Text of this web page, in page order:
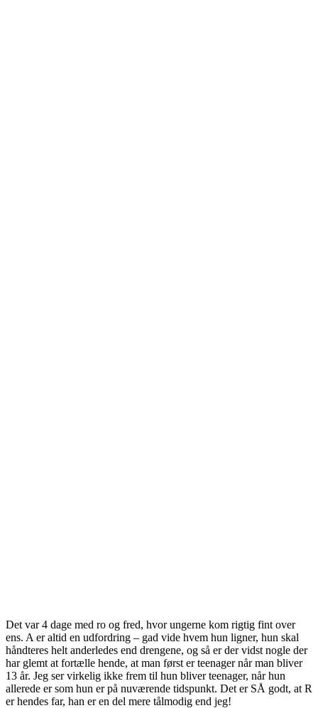
Det var 4 dage med ro og fred, hvor ungerne kom rigtig fint over
ens. A er altid en udfordring – gad vide hvem hun ligner, hun skal
håndteres helt anderledes end drengene, og så er der vidst nogle der
har glemt at fortælle hende, at man først er teenager når man bliver
13 år. Jeg ser virkelig ikke frem til hun bliver teenager, når hun
allerede er som hun er på nuværende tidspunkt. Det er SÅ godt, at R
er hendes far, han er en del mere tålmodig end jeg!